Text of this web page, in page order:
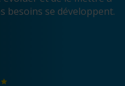
besoins se développent.